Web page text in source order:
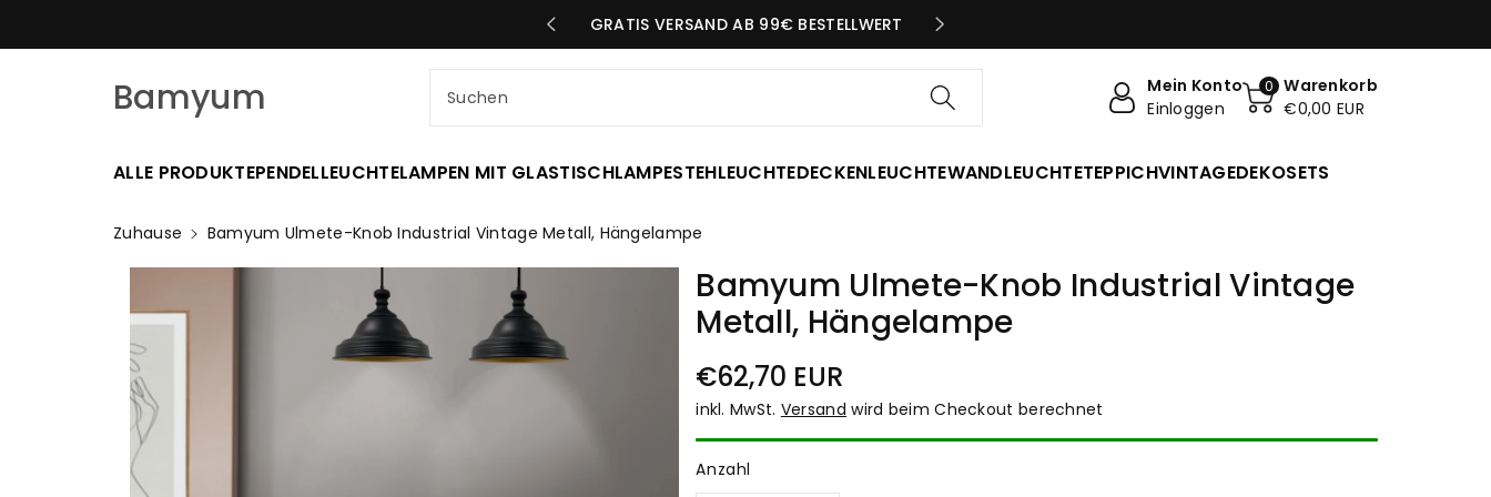
GRATIS VERSAND AB 99€ BESTELLWERT
Bamyum Suchen
Mein Konto
Einloggen
0
Warenkorb
€0,00 EUR
ALLE PRODUKTEPENDELLEUCHTELAMPEN MIT GLASTISCHLAMPESTEHLEUCHTEDECKENLEUCHTEWANDLEUCHTETEPPICHVINTAGEDEKOSETS
Zuhause
Bamyum Ulmete-Knob Industrial Vintage Metall, Hängelampe
Bamyum Ulmete-Knob Industrial Vintage
Metall, Hängelampe
Normaler
Preis
€62,70 EUR
inkl. MwSt. Versand wird beim Checkout berechnet
Anzahl